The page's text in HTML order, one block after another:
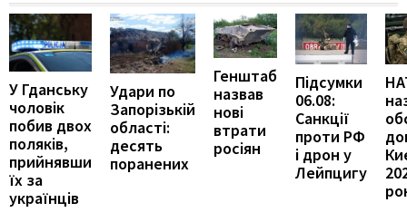
У Гданську
чоловік
побив двох
поляків,
прийнявши
їх за
українців
Удари по
Запорізькій
області:
десять
поранених
Генштаб
назвав
нові
втрати
росіян
Підсумки
06.08:
Санкції
проти РФ
і дрон у
Лейпцигу